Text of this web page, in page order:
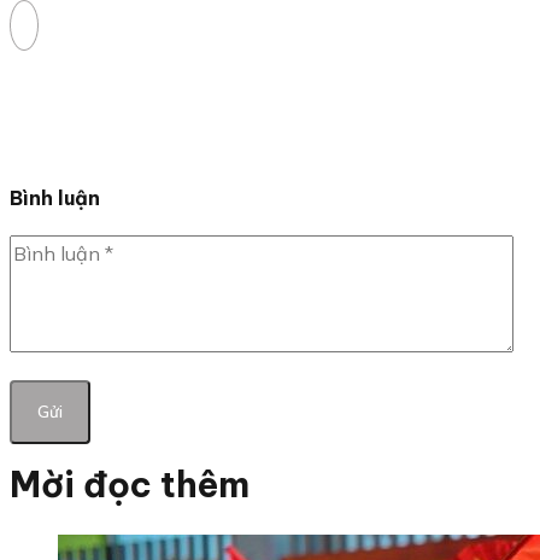
Bình luận
Mời đọc thêm